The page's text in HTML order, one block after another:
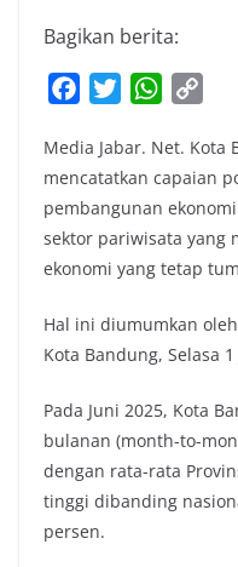
Bagikan berita:
c
e
b
o
o
i
t
t
e
r
W
a
t
s
A
p
p
y
L
i
n
Media Jabar. Net. Kota
mencatatkan capaian
pembangunan
sektor pariwisata yang
ekonomi yang tetap
Hal ini diumumkan
Kota Bandung, Selasa 1
Pada Juni 2025, Kota
bulanan (month-to-
dengan rata-rata
tinggi dibanding
persen.